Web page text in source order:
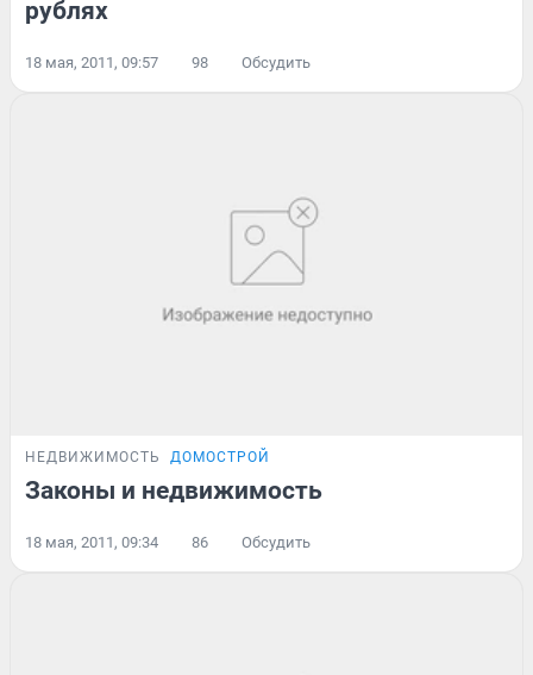
рублях
18 мая, 2011, 09:57 98 Обсудить
НЕДВИЖИМОСТЬ ДОМОСТРОЙ
Законы и недвижимость
18 мая, 2011, 09:34 86 Обсудить